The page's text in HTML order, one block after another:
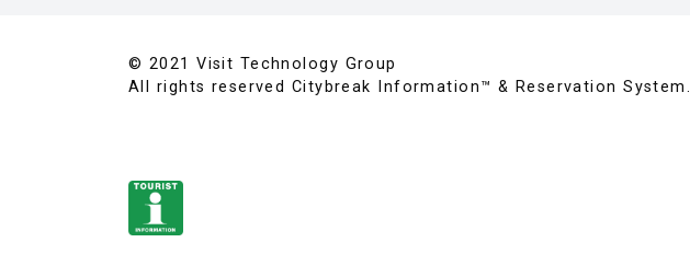
© 2021 Visit Technology Group
All rights reserved Citybreak Information™ & Reservation System.